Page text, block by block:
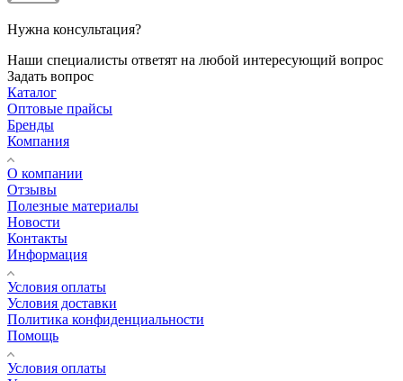
Нужна консультация?
Наши специалисты ответят на любой интересующий вопрос
Задать вопрос
Каталог
Оптовые прайсы
Бренды
Компания
О компании
Отзывы
Полезные материалы
Новости
Контакты
Информация
Условия оплаты
Условия доставки
Политика конфиденциальности
Помощь
Условия оплаты